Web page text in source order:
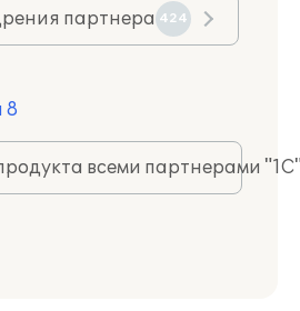
партнера 424
8
всеми партнерами